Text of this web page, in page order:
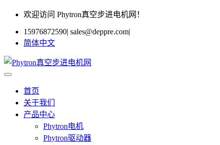
欢迎访问 Phytron真空步进电机网！
15976872590| sales@deppre.com|
简体中文
首页
关于我们
产品中心
Phytron电机
Phytron驱动器